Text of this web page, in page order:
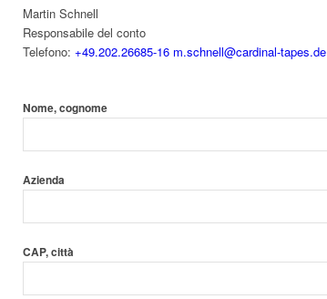
Martin Schnell
Responsabile del conto
Telefono: +49.202.26685-16 m.schnell@cardinal-tapes.de
Nome, cognome
Azienda
CAP, città